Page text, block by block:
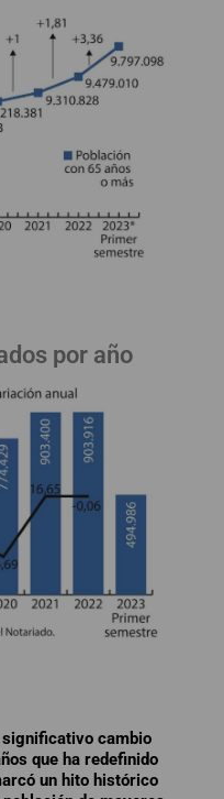
por año
significativo cambio
que ha redefinido
un hito histórico